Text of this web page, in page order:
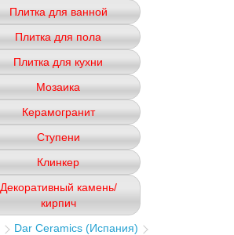
Плитка для ванной
Плитка для пола
Плитка для кухни
Мозаика
Керамогранит
Ступени
Клинкер
Декоративный камень/
кирпич
Dar Ceramics (Испания)